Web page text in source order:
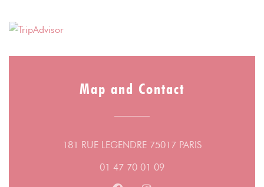
Map and Contact
181 RUE LEGENDRE 75017 PARIS((opens in a
01 47 70 01 09